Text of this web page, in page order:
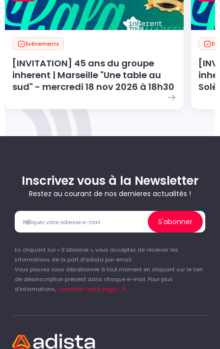
Évènements
[INVITATION] 45 ans du groupe
inherent | Marseille "Une table au
sud" - mercredi 18 nov 2026 à 18h30
Inscrivez vous à la Newsletter
Restez au courant de nos dernieres actualités !
S'abonner
En cliquant sur « S’abonner », vous acceptez de recevoir les
informations de la part d'adista par email.
Vous pouvez vous désabonner à tout moment en cliquant sur le lien
de désinscription présent dans chaque e-mail. Pour plus
d'informations, consultez cette page.